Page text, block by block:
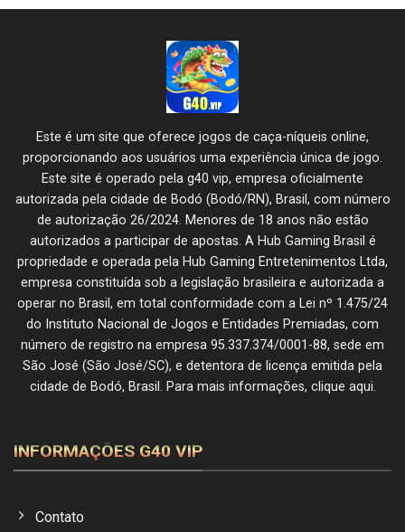
Este é um site que oferece jogos de caça-níqueis online,
proporcionando aos usuários uma experiência única de jogo.
Este site é operado pela g40 vip, empresa oficialmente
autorizada pela cidade de Bodó (Bodó/RN), Brasil, com número
de autorização 26/2024. Menores de 18 anos não estão
autorizados a participar de apostas. A Hub Gaming Brasil é
propriedade e operada pela Hub Gaming Entretenimentos Ltda,
empresa constituída sob a legislação brasileira e autorizada a
operar no Brasil, em total conformidade com a Lei nº 1.475/24
do Instituto Nacional de Jogos e Entidades Premiadas, com
número de registro na empresa 95.337.374/0001-88, sede em
São José (São José/SC), e detentora de licença emitida pela
cidade de Bodó, Brasil. Para mais informações, clique aqui.
INFORMAÇÕES G40 VIP
Contato